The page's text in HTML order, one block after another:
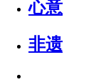
心意
非遗